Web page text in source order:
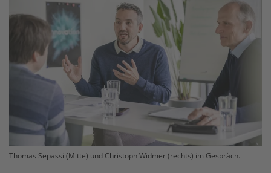
Thomas Sepassi (Mitte) und Christoph Widmer (rechts) im Gespräch.